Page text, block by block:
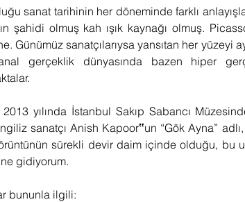
sanat tarihinin her döneminde farklı
şahidi olmuş kah ışık kaynağı olmuş.
Günümüz sanatçılarıysa yansıtan her yüzeyi
gerçeklik dünyasında bazen hiper
2013 yılında İstanbul Sakıp Sabancı
sanatçı Anish Kapoor‟un “Gök Ayna”
sürekli devir daim içinde olduğu, bu
gidiyorum.
bununla ilgili: